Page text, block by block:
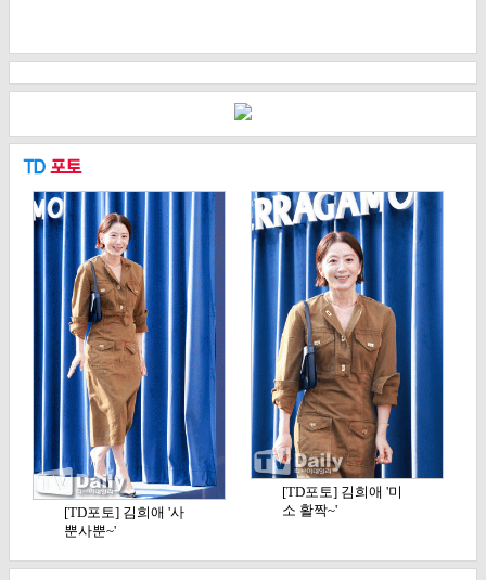
[TD포토] 김희애 '사
뿐사뿐~'
[TD포토] 김희애 '미
소 활짝~'